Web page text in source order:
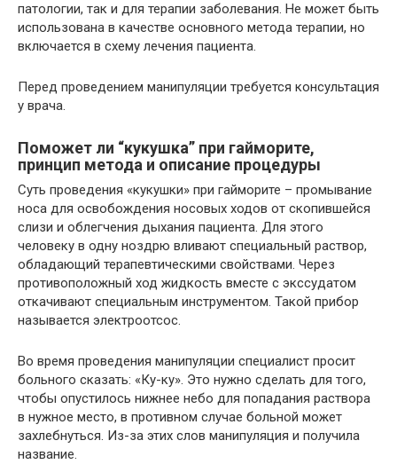
патологии, так и для терапии заболевания. Не может быть
использована в качестве основного метода терапии, но
включается в схему лечения пациента.
Перед проведением манипуляции требуется консультация
у врача.
Поможет ли “кукушка” при гайморите,
принцип метода и описание процедуры
Суть проведения «кукушки» при гайморите – промывание
носа для освобождения носовых ходов от скопившейся
слизи и облегчения дыхания пациента. Для этого
человеку в одну ноздрю вливают специальный раствор,
обладающий терапевтическими свойствами. Через
противоположный ход жидкость вместе с экссудатом
откачивают специальным инструментом. Такой прибор
называется электроотсос.
Во время проведения манипуляции специалист просит
больного сказать: «Ку-ку». Это нужно сделать для того,
чтобы опустилось нижнее небо для попадания раствора
в нужное место, в противном случае больной может
захлебнуться. Из-за этих слов манипуляция и получила
название.